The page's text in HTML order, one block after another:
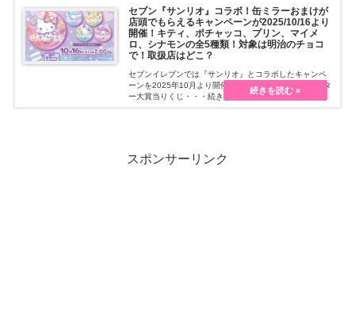
セブン『サンリオ』コラボ！缶ミラーおまけが
店頭でもらえるキャンペーンが2025/10/16より
開催！キティ、ポチャッコ、プリン、マイメ
ロ、シナモンの全5種類！対象は明治のチョコ
で！取扱店はどこ？
セブンイレブンでは『サンリオ』とコラボしたキャンペ
ーンを2025年10月より開催します。サンリオキャラクタ
ー大賞当りくじ・・・続きを読む
スポンサーリンク